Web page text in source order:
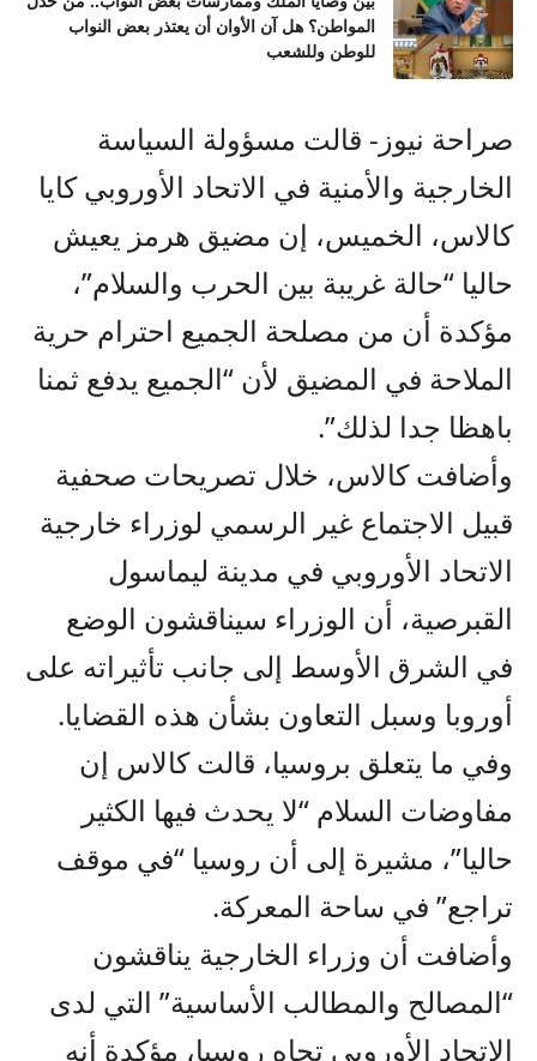
المواطن؟ هل آن الأوان أن يعتذر بعض النواب
للوطن وللشعب
صراحة نيوز- قالت مسؤولة السياسة
الخارجية والأمنية في الاتحاد الأوروبي كايا
كالاس، الخميس، إن مضيق هرمز يعيش
حاليا “حالة غريبة بين الحرب والسلام”،
مؤكدة أن من مصلحة الجميع احترام حرية
الملاحة في المضيق لأن “الجميع يدفع ثمنا
باهظا جدا لذلك”.
وأضافت كالاس، خلال تصريحات صحفية
قبيل الاجتماع غير الرسمي لوزراء خارجية
الاتحاد الأوروبي في مدينة ليماسول
القبرصية، أن الوزراء سيناقشون الوضع
في الشرق الأوسط إلى جانب تأثيراته على
أوروبا وسبل التعاون بشأن هذه القضايا.
وفي ما يتعلق بروسيا، قالت كالاس إن
مفاوضات السلام “لا يحدث فيها الكثير
حاليا”، مشيرة إلى أن روسيا “في موقف
تراجع” في ساحة المعركة.
وأضافت أن وزراء الخارجية يناقشون
“المصالح والمطالب الأساسية” التي لدى
الاتحاد الأوروبي تجاه روسيا، مؤكدة أنه